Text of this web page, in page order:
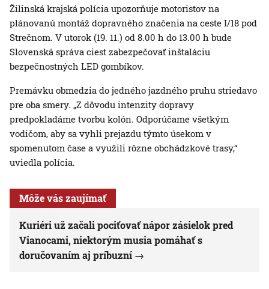
Žilinská krajská polícia upozorňuje motoristov na
plánovanú montáž dopravného značenia na ceste I/18 pod
Strečnom. V utorok (19. 11.) od 8.00 h do 13.00 h bude
Slovenská správa ciest zabezpečovať inštaláciu
bezpečnostných LED gombíkov.
Premávku obmedzia do jedného jazdného pruhu striedavo
pre oba smery. „Z dôvodu intenzity dopravy
predpokladáme tvorbu kolón. Odporúčame všetkým
vodičom, aby sa vyhli prejazdu týmto úsekom v
spomenutom čase a využili rôzne obchádzkové trasy,“
uviedla polícia.
Môže vás zaujímať
Kuriéri už začali pociťovať nápor zásielok pred
Vianocami, niektorým musia pomáhať s
doručovaním aj príbuzní